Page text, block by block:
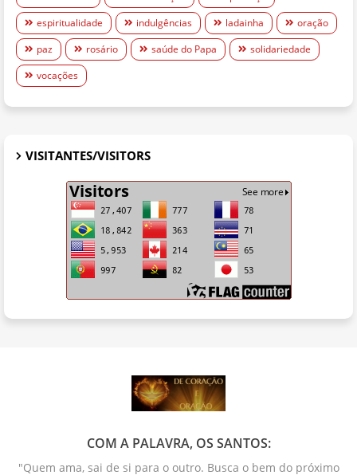
espiritualidade
indulgências ladainha
oração
paz
rosário saúde do Papa
solidariedade
vocações
VISITANTES/VISITORS
COM A PALAVRA, OS SANTOS:
"Quem ama, sai de si para o outro. Busca o bem do próximo